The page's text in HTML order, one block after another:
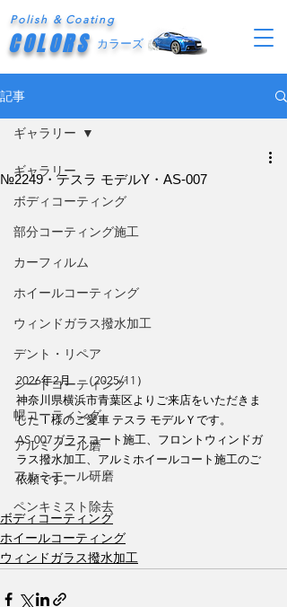
Polish & Coating
COLORS カラーズ
記事
ギャラリー
ボディコーティング
部分コーティング施工
カーフィルム
ホイールコーティング
ウィンドガラス撥水加工
デント・リペア
シートコーティング
幌コーティング
アルミノール磨
アルミモール研磨
ペンキミスト除去
ギャラリー
№2249・テスラ モデルY・AS-007
2026年2月　（2025/11）
神奈川県横浜市青葉区よりご来店をいただきま
したＩ様のご愛車 テスラ モデルＹです。
AS-007ガラスコート施工、フロントウィンドガ
ラス撥水加工、アルミホイールコート施工のご
依頼です。
ボディコーティング
ホイールコーティング
ウィンドガラス撥水加工